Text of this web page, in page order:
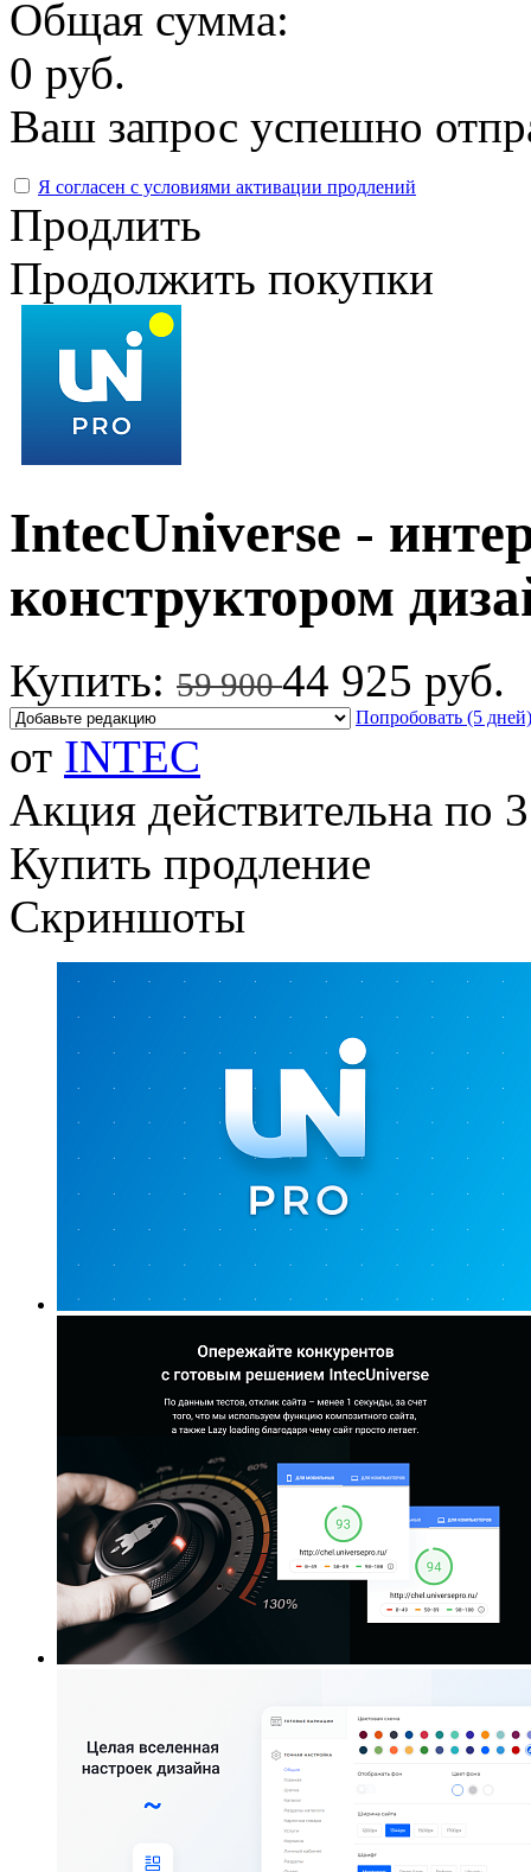
Общая сумма:
0 руб.
Ваш запрос успешно
Я согласен с условиями активации продлений
Продлить
Продолжить покупки
IntecUniverse -
конструктором
Купить: 59 90044 925 руб.
Попробовать (5 дней)
от INTEC
Акция действительна по
Купить продление
Скриншоты